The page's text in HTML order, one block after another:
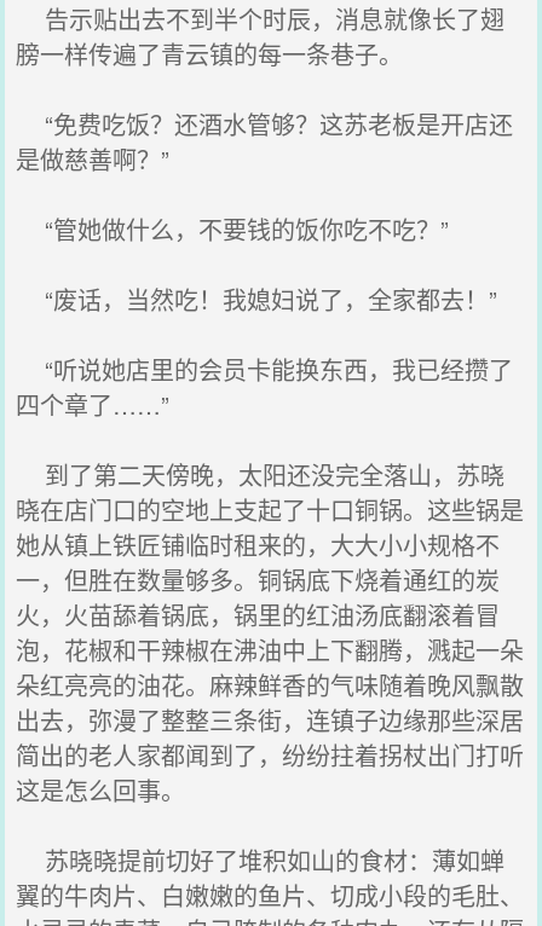
告示贴出去不到半个时辰，消息就像长了翅
膀一样传遍了青云镇的每一条巷子。
“免费吃饭？还酒水管够？这苏老板是开店还
是做慈善啊？”
“管她做什么，不要钱的饭你吃不吃？”
“废话，当然吃！我媳妇说了，全家都去！”
“听说她店里的会员卡能换东西，我已经攒了
四个章了……”
到了第二天傍晚，太阳还没完全落山，苏晓
晓在店门口的空地上支起了十口铜锅。这些锅是
她从镇上铁匠铺临时租来的，大大小小规格不
一，但胜在数量够多。铜锅底下烧着通红的炭
火，火苗舔着锅底，锅里的红油汤底翻滚着冒
泡，花椒和干辣椒在沸油中上下翻腾，溅起一朵
朵红亮亮的油花。麻辣鲜香的气味随着晚风飘散
出去，弥漫了整整三条街，连镇子边缘那些深居
简出的老人家都闻到了，纷纷拄着拐杖出门打听
这是怎么回事。
苏晓晓提前切好了堆积如山的食材：薄如蝉
翼的牛肉片、白嫩嫩的鱼片、切成小段的毛肚、